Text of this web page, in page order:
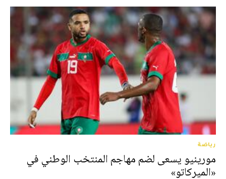
رياضة
مورينيو يسعى لضم مهاجم المنتخب الوطني في
«الميركاتو»